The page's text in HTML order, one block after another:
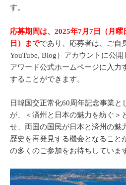
す。
応募期間は、2025年7月7日（月
日）までであり、応募者は、ご自
YouTube, Blog）アカウントに公
アワード公式ホームページに入力
することができます。
日韓国交正常化60周年記念事業と
が、＜済州と日本の魅力を紡ぐ＞
せ、両国の国民が日本と済州の魅
歴史を再発見する機会となること
の多くのご参加をお待ちしていま